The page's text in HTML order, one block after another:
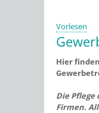
Vorlesen
Hier
Die
Firmen.